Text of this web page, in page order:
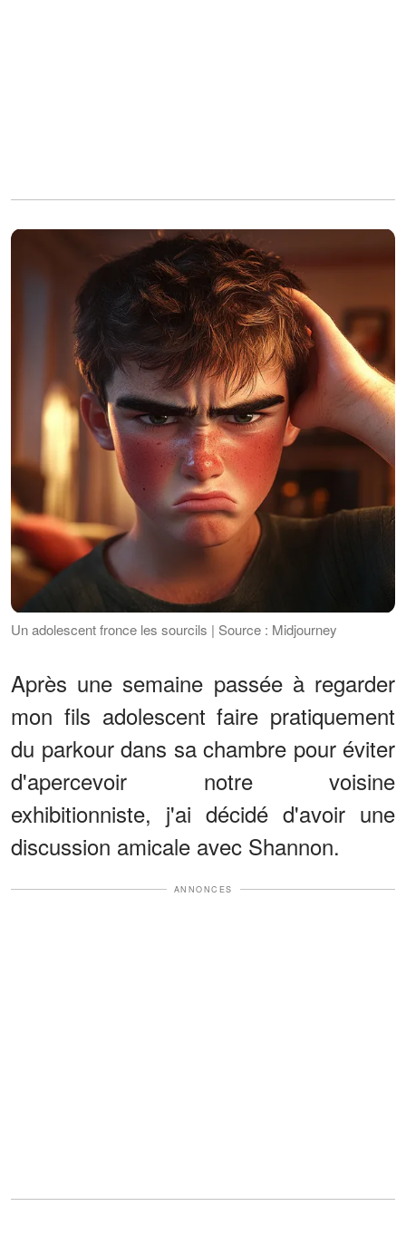
Un adolescent fronce les sourcils | Source : Midjourney
Après une semaine passée à regarder
mon fils adolescent faire pratiquement
du parkour dans sa chambre pour éviter
d'apercevoir notre voisine
exhibitionniste, j'ai décidé d'avoir une
discussion amicale avec Shannon.
ANNONCES